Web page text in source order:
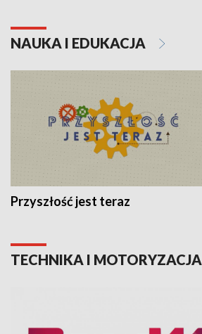
NAUKA I EDUKACJA
Przyszłość jest teraz
TECHNIKA I MOTORYZACJA